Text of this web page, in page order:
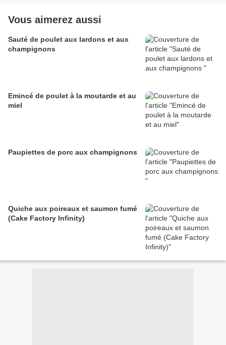
Vous aimerez aussi
Sauté de poulet aux lardons et aux
champignons
Emincé de poulet à la moutarde et au
miel
Paupiettes de porc aux champignons
Quiche aux poireaux et saumon fumé
(Cake Factory Infinity)